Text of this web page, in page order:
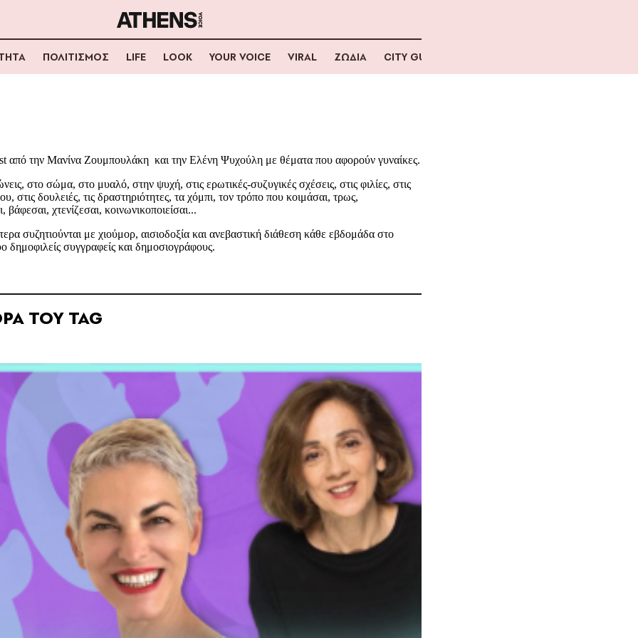
ΠΟΛΙΤΙΣΜΟΣ LIFE LOOK YOUR VOICE VIRAL ΖΩΔΙΑ CITY GUIDE
από την Μανίνα Ζουμπουλάκη και την Ελένη Ψυχούλη με θέματα που αφορούν γυναίκες.
στο σώμα, στο μυαλό, στην ψυχή, στις ερωτικές-συζυγικές σχέσεις, στις φιλίες, στις
στις δουλειές, τις δραστηριότητες, τα χόμπι, τον τρόπο που κοιμάσαι, τρως,
βάφεσαι, χτενίζεσαι, κοινωνικοποιείσαι...
συζητιούνται με χιούμορ, αισιοδοξία και ανεβαστική διάθεση κάθε εβδομάδα στο
δημοφιλείς συγγραφείς και δημοσιογράφους.
ΤΟΥ TAG